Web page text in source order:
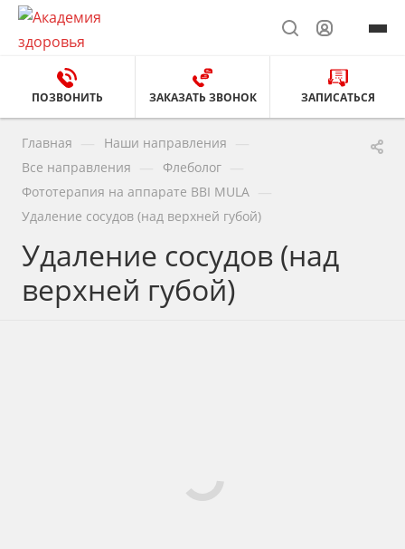
ПОЗВОНИТЬ ЗАКАЗАТЬ ЗВОНОК ЗАПИСАТЬСЯ
Главная Наши направления
Все направления Флеболог
Фототерапия на аппарате BBI MULA
Удаление сосудов (над верхней губой)
Удаление сосудов (над
верхней губой)